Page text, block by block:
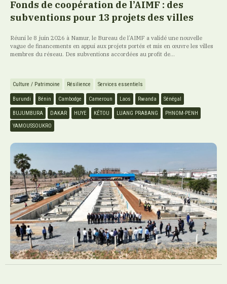
Fonds de coopération de l’AIMF : des
subventions pour 13 projets des villes
Réuni le 8 juin 2026 à Namur, le Bureau de l’AIMF a validé une nouvelle
vague de financements en appui aux projets portés et mis en œuvre les villes
membres du réseau. Des subventions accordées au profit de...
Culture / Patrimoine Résilience Services essentiels
Burundi Bénin Cambodge Cameroun Laos Rwanda Sénégal
BUJUMBURA DAKAR HUYE KÉTOU LUANG PRABANG
PHNOM-PENH
YAMOUSSOUKRO